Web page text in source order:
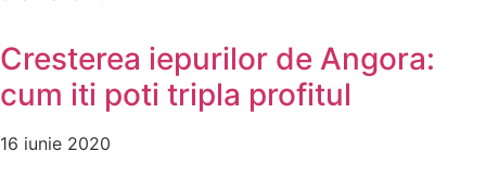
Cresterea iepurilor de Angora:
cum iti poti tripla profitul
16 iunie 2020